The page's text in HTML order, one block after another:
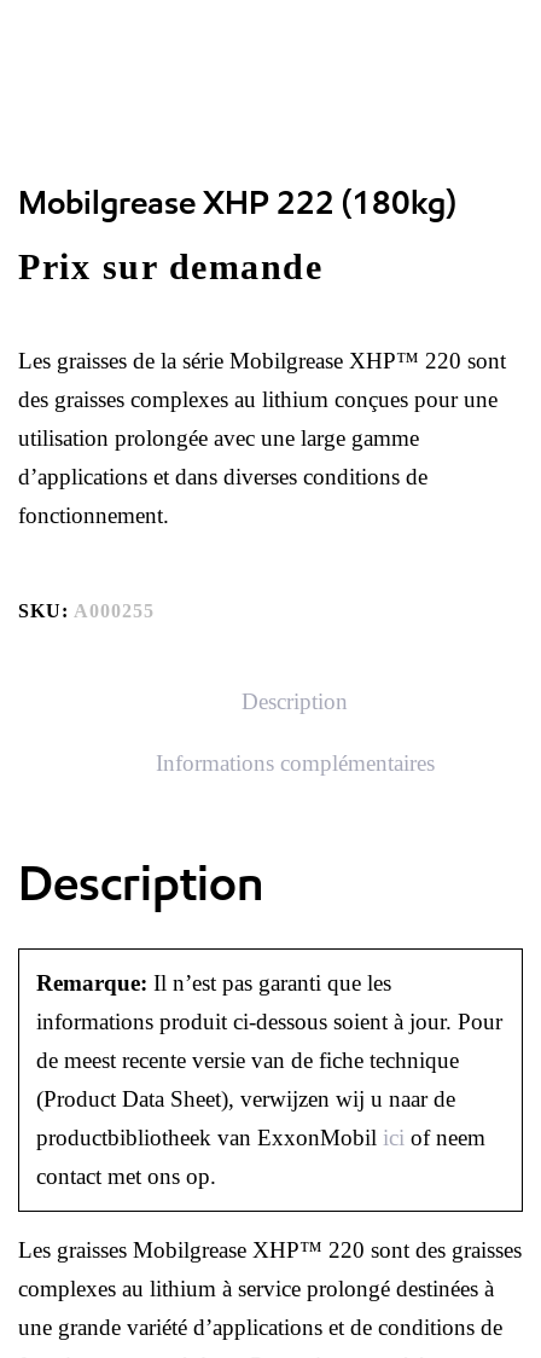
Mobilgrease XHP 222 (180kg)
Prix sur demande
Les graisses de la série Mobilgrease XHP™ 220 sont
des graisses complexes au lithium conçues pour une
utilisation prolongée avec une large gamme
d’applications et dans diverses conditions de
fonctionnement.
SKU: A000255
Description
Informations complémentaires
Description
Remarque: Il n’est pas garanti que les
informations produit ci-dessous soient à jour. Pour
de meest recente versie van de fiche technique
(Product Data Sheet), verwijzen wij u naar de
productbibliotheek van ExxonMobil ici of neem
contact met ons op.
Les graisses Mobilgrease XHP™ 220 sont des graisses
complexes au lithium à service prolongé destinées à
une grande variété d’applications et de conditions de